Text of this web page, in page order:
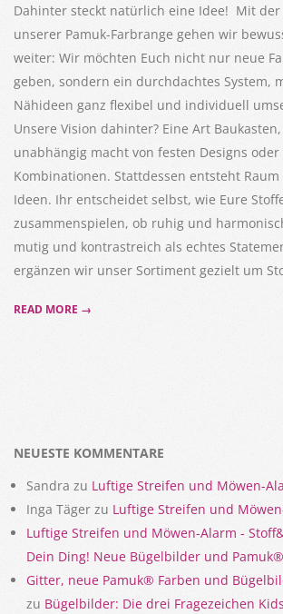
Dahinter steckt natürlich eine Idee! Mit
unserer Pamuk-Farbrange gehen wir
weiter: Wir möchten Euch nicht nur neue
geben, sondern ein durchdachtes System,
Nähideen ganz flexibel und individuell
Unsere Vision dahinter? Eine Art
unabhängig macht von festen Designs oder
Kombinationen. Stattdessen entsteht
Ideen. Ihr entscheidet selbst, wie Eure
zusammenspielen, ob ruhig und
mutig und kontrastreich als echtes
ergänzen wir unser Sortiment gezielt um
READ MORE →
NEUESTE KOMMENTARE
Sandra zu Luftige Streifen und Möwen-
Inga Täger zu Luftige Streifen und
Luftige Streifen und Möwen-Alarm -
Dein Ding! Neue Bügelbilder und
Gitter, neue Pamuk® Farben und
zu Bügelbilder: Die drei Fragezeichen